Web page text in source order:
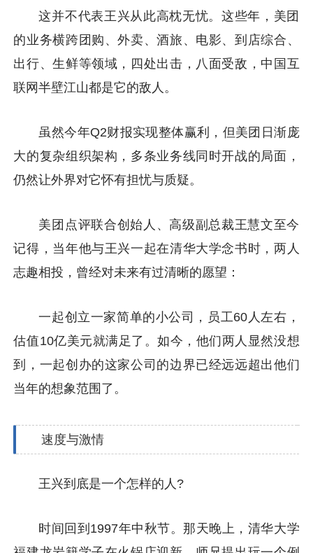
这并不代表王兴从此高枕无忧。这些年，美团
的业务横跨团购、外卖、酒旅、电影、到店综合、
出行、生鲜等领域，四处出击，八面受敌，中国互
联网半壁江山都是它的敌人。
虽然今年Q2财报实现整体赢利，但美团日渐庞
大的复杂组织架构，多条业务线同时开战的局面，
仍然让外界对它怀有担忧与质疑。
美团点评联合创始人、高级副总裁王慧文至今
记得，当年他与王兴一起在清华大学念书时，两人
志趣相投，曾经对未来有过清晰的愿望：
一起创立一家简单的小公司，员工60人左右，
估值10亿美元就满足了。如今，他们两人显然没想
到，一起创办的这家公司的边界已经远远超出他们
当年的想象范围了。
速度与激情
王兴到底是一个怎样的人?
时间回到1997年中秋节。那天晚上，清华大学